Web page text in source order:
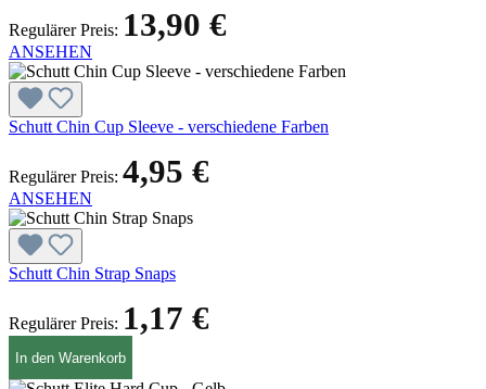
Regulärer Preis: 13,90 €
ANSEHEN
Schutt Chin Cup Sleeve - verschiedene Farben
Regulärer Preis: 4,95 €
ANSEHEN
Schutt Chin Strap Snaps
Regulärer Preis: 1,17 €
In den Warenkorb